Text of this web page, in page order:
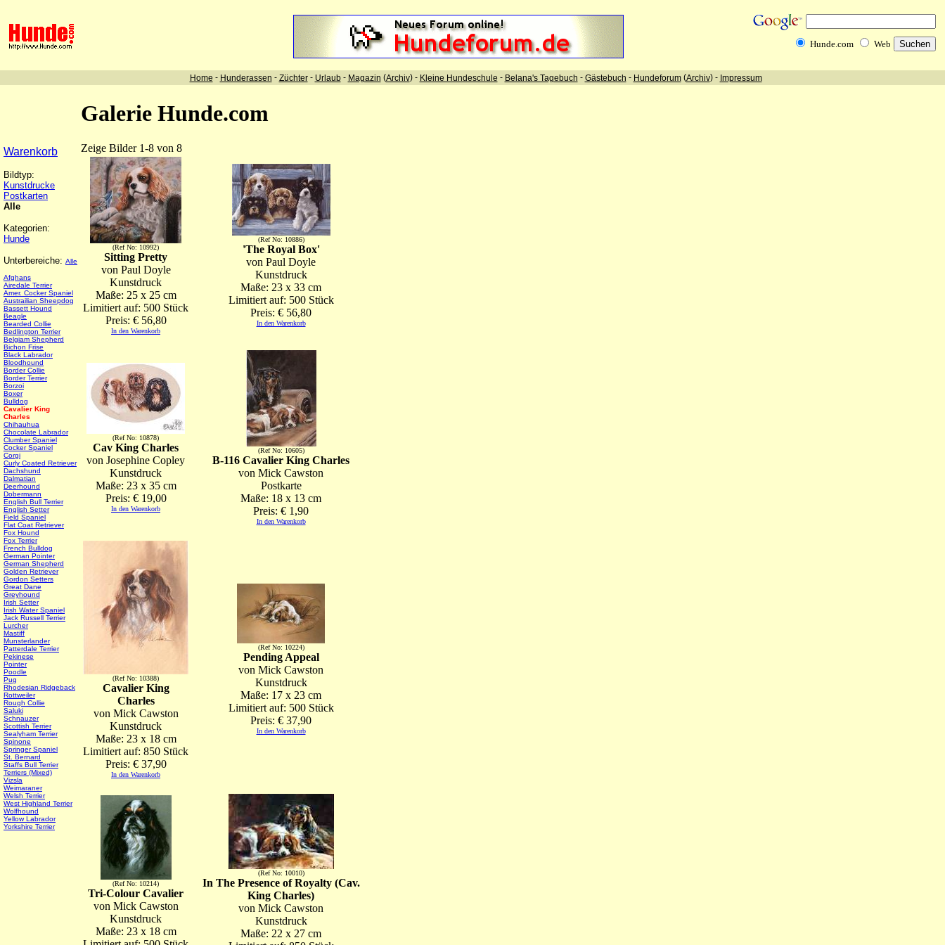
Hunde.com Web
Home - Hunderassen - Züchter- Urlaub- Magazin (Archiv) - Kleine Hundeschule - Belana's Tagebuch - Gästebuch - Hundeforum(Archiv) - Impressum
Galerie Hunde.com
Warenkorb
Bildtyp:
Kunstdrucke
Postkarten
Alle
Kategorien:
Hunde
Unterbereiche: Alle
Afghans
Airedale Terrier
Amer. Cocker Spaniel
Austrailian Sheepdog
Bassett Hound
Beagle
Bearded Collie
Bedlington Terrier
Belgiam Shepherd
Bichon Frise
Black Labrador
Bloodhound
Border Collie
Border Terrier
Borzoi
Boxer
Bulldog
Cavalier King
Charles
Chihauhua
Chocolate Labrador
Clumber Spaniel
Cocker Spaniel
Corgi
Curly Coated Retriever
Dachshund
Dalmatian
Deerhound
Dobermann
English Bull Terrier
English Setter
Field Spaniel
Flat Coat Retriever
Fox Hound
Fox Terrier
French Bulldog
German Pointer
German Shepherd
Golden Retriever
Gordon Setters
Great Dane
Greyhound
Irish Setter
Irish Water Spaniel
Jack Russell Terrier
Lurcher
Mastiff
Munsterlander
Patterdale Terrier
Pekinese
Pointer
Poodle
Pug
Rhodesian Ridgeback
Rottweiler
Rough Collie
Saluki
Schnauzer
Scottish Terrier
Sealyham Terrier
Spinone
Springer Spaniel
St. Bernard
Staffs Bull Terrier
Terriers (Mixed)
Vizsla
Weimaraner
Welsh Terrier
West Highland Terrier
Wolfhound
Yellow Labrador
Yorkshire Terrier
Zeige Bilder 1-8 von 8
(Ref No: 10992)
Sitting Pretty
von Paul Doyle
Kunstdruck
Maße: 25 x 25 cm
Limitiert auf: 500 Stück
Preis: € 56,80
In den Warenkorb
(Ref No: 10886)
'The Royal Box'
von Paul Doyle
Kunstdruck
Maße: 23 x 33 cm
Limitiert auf: 500 Stück
Preis: € 56,80
In den Warenkorb
(Ref No: 10878)
Cav King Charles
von Josephine Copley
Kunstdruck
Maße: 23 x 35 cm
Preis: € 19,00
In den Warenkorb
(Ref No: 10605)
B-116 Cavalier King Charles
von Mick Cawston
Postkarte
Maße: 18 x 13 cm
Preis: € 1,90
In den Warenkorb
(Ref No: 10388)
Cavalier King
Charles
von Mick Cawston
Kunstdruck
Maße: 23 x 18 cm
Limitiert auf: 850 Stück
Preis: € 37,90
In den Warenkorb
(Ref No: 10224)
Pending Appeal
von Mick Cawston
Kunstdruck
Maße: 17 x 23 cm
Limitiert auf: 500 Stück
Preis: € 37,90
In den Warenkorb
(Ref No: 10214)
Tri-Colour Cavalier
von Mick Cawston
Kunstdruck
Maße: 23 x 18 cm
(Ref No: 10010)
In The Presence of Royalty (Cav.
King Charles)
von Mick Cawston
Kunstdruck
Maße: 22 x 27 cm